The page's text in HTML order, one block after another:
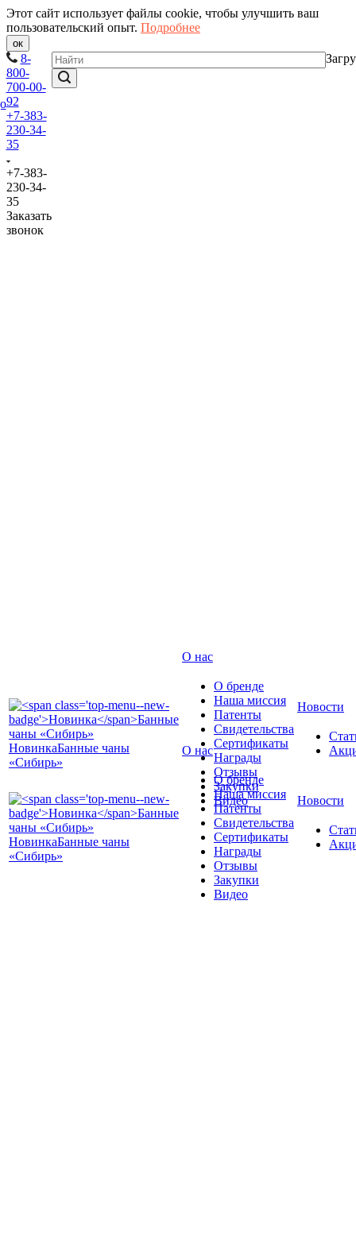
Этот сайт использует файлы cookie, чтобы улучшить ваш
пользовательский опыт. Подробнее
ок
8-
800-
700-00-
92
+7-383-
230-34-
35
+7-383-
230-34-
35
Заказать
звонок
НовинкаБанные чаны
«Сибирь»
О нас
О бренде
Наша миссия
Патенты
Свидетельства
Сертификаты
Награды
Отзывы
Закупки
Видео
Новости
НовинкаБанные чаны
«Сибирь»
О нас
О бренде
Наша миссия
Патенты
Свидетельства
Сертификаты
Награды
Отзывы
Закупки
Видео
Новости